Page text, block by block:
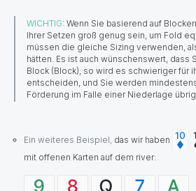
WICHTIG: Wenn Sie basierend auf
Ihrer Setzen groß genug sein, um Fold
müssen die gleiche Sizing verwenden,
hätten. Es ist auch wünschenswert, dass
Block (Block), so wird es schwieriger für
entscheiden, und Sie werden
Förderung im Falle einer Niederlage übrig
Ein weiteres Beispiel, das wir haben
mit offenen Karten auf dem river: